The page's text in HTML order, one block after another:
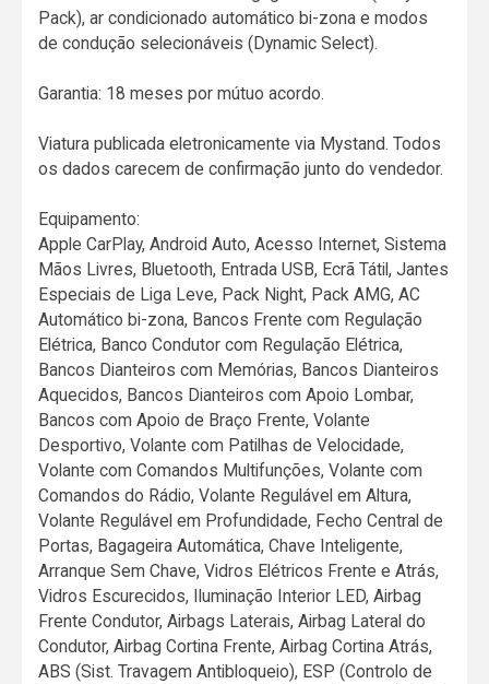
Pack), ar condicionado automático bi-zona e modos
de condução selecionáveis (Dynamic Select).
Garantia: 18 meses por mútuo acordo.
Viatura publicada eletronicamente via Mystand. Todos
os dados carecem de confirmação junto do vendedor.
Equipamento:
Apple CarPlay, Android Auto, Acesso Internet, Sistema
Mãos Livres, Bluetooth, Entrada USB, Ecrã Tátil, Jantes
Especiais de Liga Leve, Pack Night, Pack AMG, AC
Automático bi-zona, Bancos Frente com Regulação
Elétrica, Banco Condutor com Regulação Elétrica,
Bancos Dianteiros com Memórias, Bancos Dianteiros
Aquecidos, Bancos Dianteiros com Apoio Lombar,
Bancos com Apoio de Braço Frente, Volante
Desportivo, Volante com Patilhas de Velocidade,
Volante com Comandos Multifunções, Volante com
Comandos do Rádio, Volante Regulável em Altura,
Volante Regulável em Profundidade, Fecho Central de
Portas, Bagageira Automática, Chave Inteligente,
Arranque Sem Chave, Vidros Elétricos Frente e Atrás,
Vidros Escurecidos, Iluminação Interior LED, Airbag
Frente Condutor, Airbags Laterais, Airbag Lateral do
Condutor, Airbag Cortina Frente, Airbag Cortina Atrás,
ABS (Sist. Travagem Antibloqueio), ESP (Controlo de